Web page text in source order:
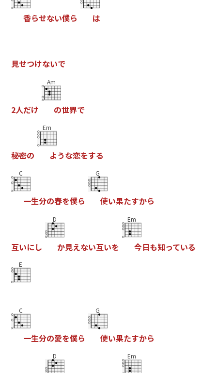
香らせない僕ら は
見せつけないで
2人だけ
Am
の世界で
秘密の
Em
ような恋をする
C
一生分の春を僕ら
G
使い果たすから
互いにし
D
か見えない互いを
Em
今日も知っている
E
C
一生分の愛を僕ら
G
使い果たすから
D Em